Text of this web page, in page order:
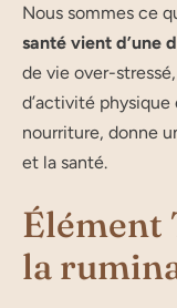
Nous sommes ce
santé vient d’une
de vie over-
d’activité
nourriture, donne
et la santé.
Élément
la